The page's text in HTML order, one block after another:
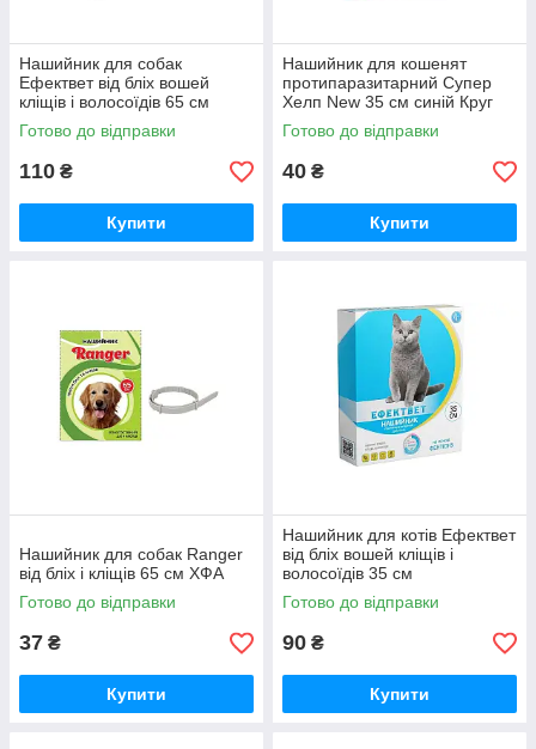
Нашийник для собак
Ефектвет від бліх вошей
кліщів і волосоїдів 65 см
блакитний Ветсинтез
Готово до відправки
110 ₴
Купити
Нашийник для кошенят
протипаразитарний Супер
Хелп New 35 см синій Круг
Готово до відправки
40 ₴
Купити
Нашийник для собак Ranger
від бліх і кліщів 65 см ХФА
Готово до відправки
37 ₴
Купити
Нашийник для котів Ефектвет
від бліх вошей кліщів і
волосоїдів 35 см
помаранчевий Ветсинтез
Готово до відправки
90 ₴
Купити